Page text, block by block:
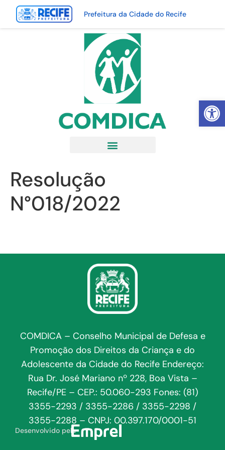
Abrir
Prefeitura da Cidade do Recife
Resolução
N°018/2022
COMDICA – Conselho Municipal de Defesa e
Promoção dos Direitos da Criança e do
Adolescente da Cidade do Recife Endereço:
Rua Dr. José Mariano nº 228, Boa Vista –
Recife/PE – CEP.: 50.060-293 Fones: (81)
3355-2293 / 3355-2286 / 3355-2298 /
3355-2288 – CNPJ: 00.397.170/0001-51
Desenvolvido pela